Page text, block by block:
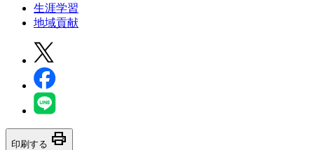
生涯学習
地域貢献
印刷する print